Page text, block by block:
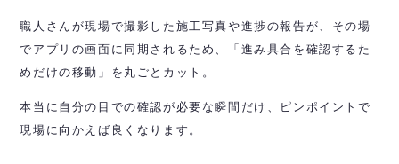
職人さんが現場で撮影した施工写真や進捗の報告が、その場
でアプリの画面に同期されるため、「進み具合を確認するた
めだけの移動」を丸ごとカット。
本当に自分の目での確認が必要な瞬間だけ、ピンポイントで
現場に向かえば良くなります。